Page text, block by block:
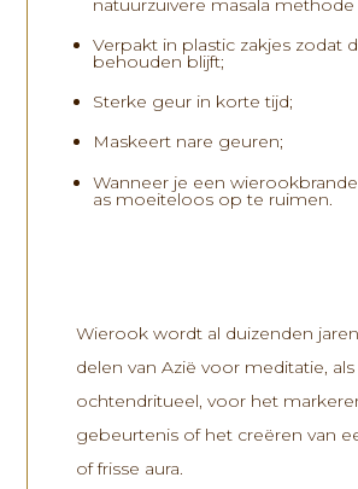
natuurzuivere masala
Verpakt in plastic zakjes zodat
behouden blijft;
Sterke geur in korte tijd;
Maskeert nare geuren;
Wanneer je een
as moeiteloos op te ruimen.
Wierook wordt al duizenden
delen van Azië voor meditatie,
ochtendritueel, voor het
gebeurtenis of het creëren van
of frisse aura.